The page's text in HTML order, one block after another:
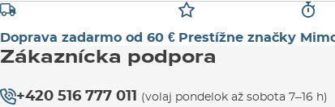
Doprava zadarmo od 60 € Prestížne značky
Zákaznícka podpora
+420 516 777 011 (volaj pondelok až sobota 7–16 h)